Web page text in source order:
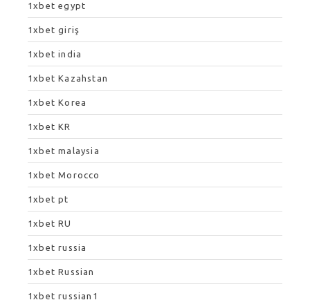
1xbet egypt
1xbet giriş
1xbet india
1xbet Kazahstan
1xbet Korea
1xbet KR
1xbet malaysia
1xbet Morocco
1xbet pt
1xbet RU
1xbet russia
1xbet Russian
1xbet russian1